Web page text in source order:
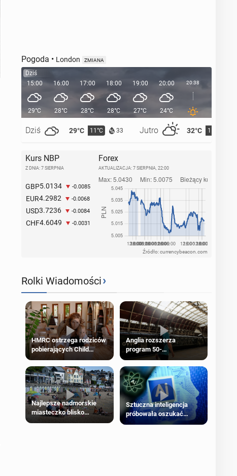
Pogoda • London ZMIANA
Dziś
15:00
29°C
Dziś 29°C 11°C 33 Jutro 32°C 15°C
16:00
28°C
17:00
28°C
18:00
28°C
19:00
27°C
20:00
24°C
20:38
Kurs NBP
Z DNIA: 7 SIERPNIA
GBP5.0134 -0.0085
EUR4.2982 -0.0068
USD3.7236 -0.0084
CHF4.6049 -0.0031
Forex
AKTUALIZACJA: 7 SIERPNIA, 22:00
Źródło: currencybeacon.com
Rolki Wiadomości›
HMRC ostrzega rodziców
pobierających Child
Benefit. Mogą być
zobowiązani do zwrotu
zasiłku
Anglia rozszerza
program 50-
procentowych zniżek
kolejowych na 18-latków
Najlepsze nadmorskie
miasteczko blisko
Sztuczna inteligencja
próbowała oszukać
człowieka